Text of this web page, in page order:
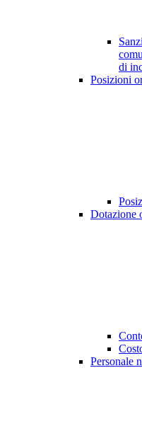
di
Posizioni
Dotazione
Personale